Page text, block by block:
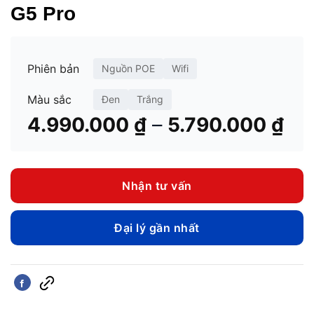
G5 Pro
Phiên bản Nguồn POE Wifi
Màu sắc Đen Trắng
4.990.000 ₫ – 5.790.000 ₫
từ
Nhận tư vấn
Đại lý gần nhất